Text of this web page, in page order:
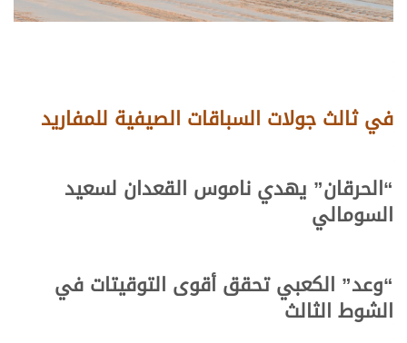
في ثالث جولات السباقات الصيفية للمفاريد
“الحرقان” يهدي ناموس القعدان لسعيد
السومالي
“وعد” الكعبي تحقق أقوى التوقيتات في
الشوط الثالث